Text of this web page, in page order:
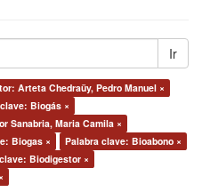
Ir
Arteta Chedraüy, Pedro Manuel ×
Biogás ×
Sanabria, Maria Camila ×
Biogas ×
Palabra clave: Bioabono ×
Biodigestor ×